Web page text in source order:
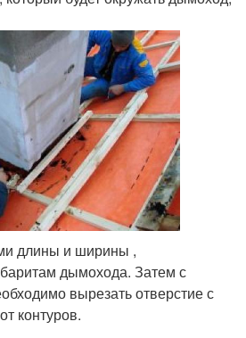
длины и ширины ,
дымохода. Затем с
вырезать отверстие с
контуров.